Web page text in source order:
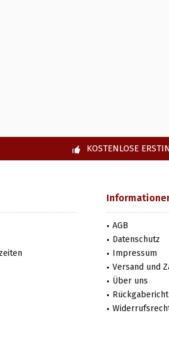
KOSTENLOSE
AGB
Datenschutz
Impressum
Versand und
Über uns